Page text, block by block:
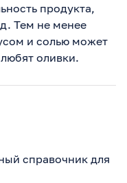
продукта,
Тем не менее
и солью может
оливки.
справочник для